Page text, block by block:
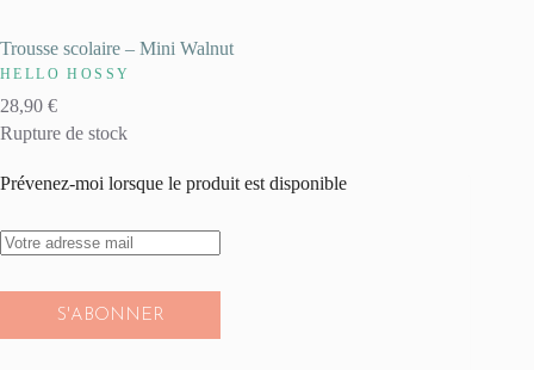
Trousse scolaire – Mini Walnut
HELLO HOSSY
28,90 €
Rupture de stock
Prévenez-moi lorsque le produit est disponible
S'ABONNER